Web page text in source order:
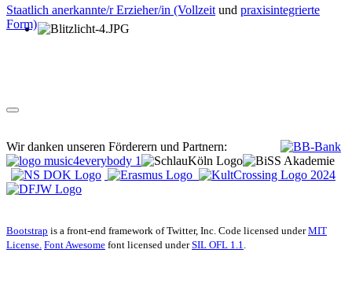
Staatlich anerkannte/r Erzieher/in (Vollzeit und praxisintegrierte
Form)
Wir danken unseren Förderern und Partnern:
Bootstrap is a front-end framework of Twitter, Inc. Code licensed underMIT
License. Font Awesome font licensed underSIL OFL 1.1.